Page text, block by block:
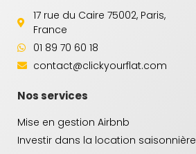
17 rue du Caire 75002, Paris,
France
01 89 70 60 18
contact@clickyourflat.com
Nos services
Mise en gestion Airbnb
Investir dans la location saisonnière